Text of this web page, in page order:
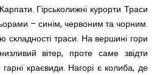
Гірськолижні курорти Траси
– синім, червоним та чорним.
складності траси. На вершині гори
вітер, проте саме звідти
краєвиди. Нагорі є колиба, де